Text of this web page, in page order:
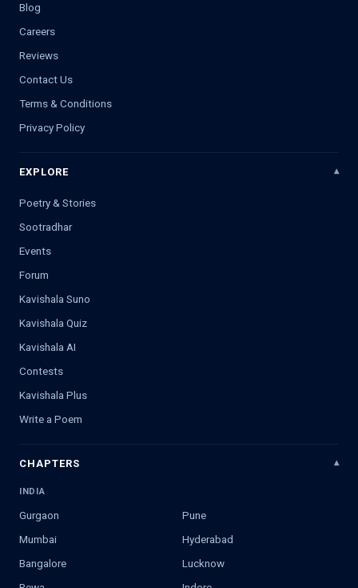
Blog
Careers
Reviews
Contact Us
Terms & Conditions
Privacy Policy
EXPLORE
Poetry & Stories
Sootradhar
Events
Forum
Kavishala Suno
Kavishala Quiz
Kavishala AI
Contests
Kavishala Plus
Write a Poem
CHAPTERS
INDIA
Gurgaon
Pune
Mumbai
Hyderabad
Bangalore
Lucknow